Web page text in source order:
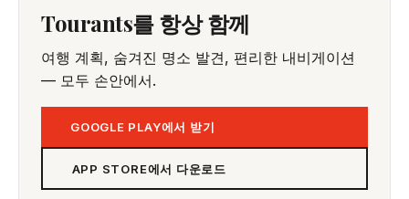
Tourants를 항상 함께
여행 계획, 숨겨진 명소 발견, 편리한 내비게이션
— 모두 손안에서.
GOOGLE PLAY에서 받기
APP STORE에서 다운로드